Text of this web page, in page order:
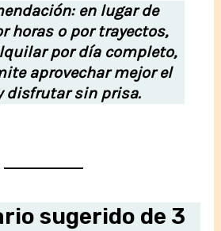
en lugar de
horas o por trayectos,
por día completo,
aprovechar mejor el
disfrutar sin prisa.
sugerido de 3